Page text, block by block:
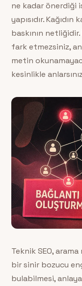
ne kadar önerdiği
yapısıdır.
baskının
fark etmezsiniz,
metin
kesinlikle
Teknik SEO,
bir sinir bozucu
bulabilmesi,